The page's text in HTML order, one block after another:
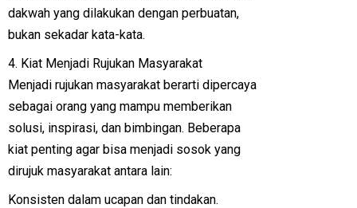
dakwah yang dilakukan dengan perbuatan,
bukan sekadar kata-kata.
4. Kiat Menjadi Rujukan Masyarakat
Menjadi rujukan masyarakat berarti dipercaya
sebagai orang yang mampu memberikan
solusi, inspirasi, dan bimbingan. Beberapa
kiat penting agar bisa menjadi sosok yang
dirujuk masyarakat antara lain:
Konsisten dalam ucapan dan tindakan.